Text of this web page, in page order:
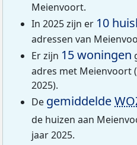
Meienvoort.
In 2025 zijn er 10
adressen van
Er zijn 15 woningen
adres met Meienvoort
2025).
De gemiddelde
de huizen aan
jaar 2025.